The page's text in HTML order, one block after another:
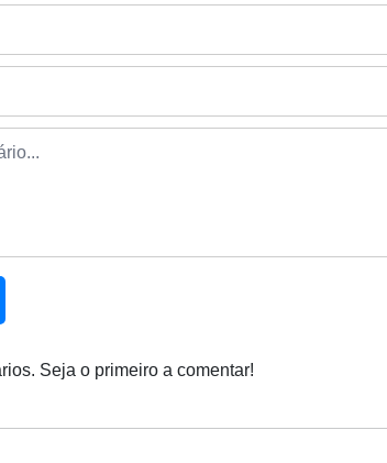
Seja o primeiro a comentar!